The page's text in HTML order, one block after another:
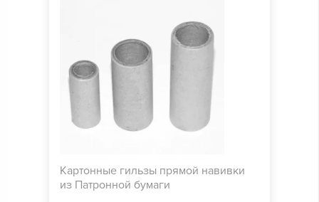
Картонные гильзы прямой навивки
из Патронной бумаги